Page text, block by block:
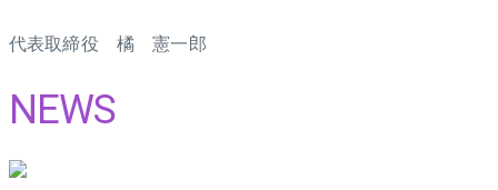
代表取締役 橘 憲一郎
NEWS